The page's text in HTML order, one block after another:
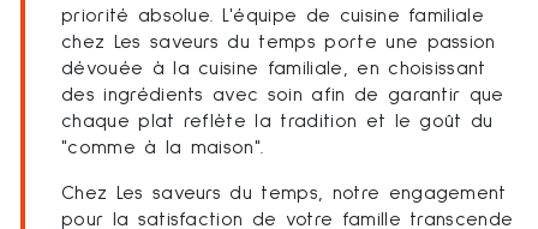
priorité absolue. L'équipe de cuisine familiale
chez Les saveurs du temps porte une passion
dévouée à la cuisine familiale, en choisissant
des ingrédients avec soin afin de garantir que
chaque plat reflète la tradition et le goût du
"comme à la maison".
Chez Les saveurs du temps, notre engagement
pour la satisfaction de votre famille transcende